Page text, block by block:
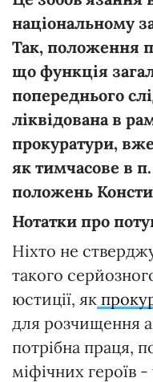
національному
Так, положення
що функція
попереднього
ліквідована в
прокуратури,
як тимчасове в
положень
Нотатки про
Ніхто не
такого
юстиції, як
для розчищення
потрібна праця,
міфічних героїв